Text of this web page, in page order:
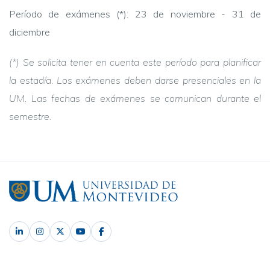
Período de exámenes (*): 23 de noviembre - 31 de
diciembre
(*) Se solicita tener en cuenta este período para planificar
la estadía. Los exámenes deben darse presenciales en la
UM. Las fechas de exámenes se comunican durante el
semestre.